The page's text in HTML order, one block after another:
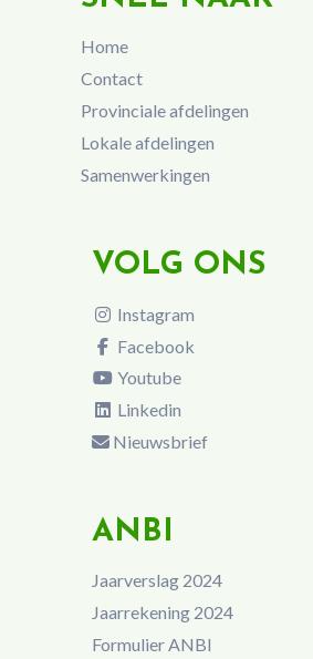
Home
Contact
Provinciale afdelingen
Lokale afdelingen
Samenwerkingen
VOLG ONS
Instagram
Facebook
Youtube
Linkedin
Nieuwsbrief
ANBI
Jaarverslag 2024
Jaarrekening 2024
Formulier ANBI